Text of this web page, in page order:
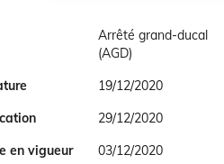
Arrêté grand-ducal
(AGD)
19/12/2020
29/12/2020
en vigueur
03/12/2020